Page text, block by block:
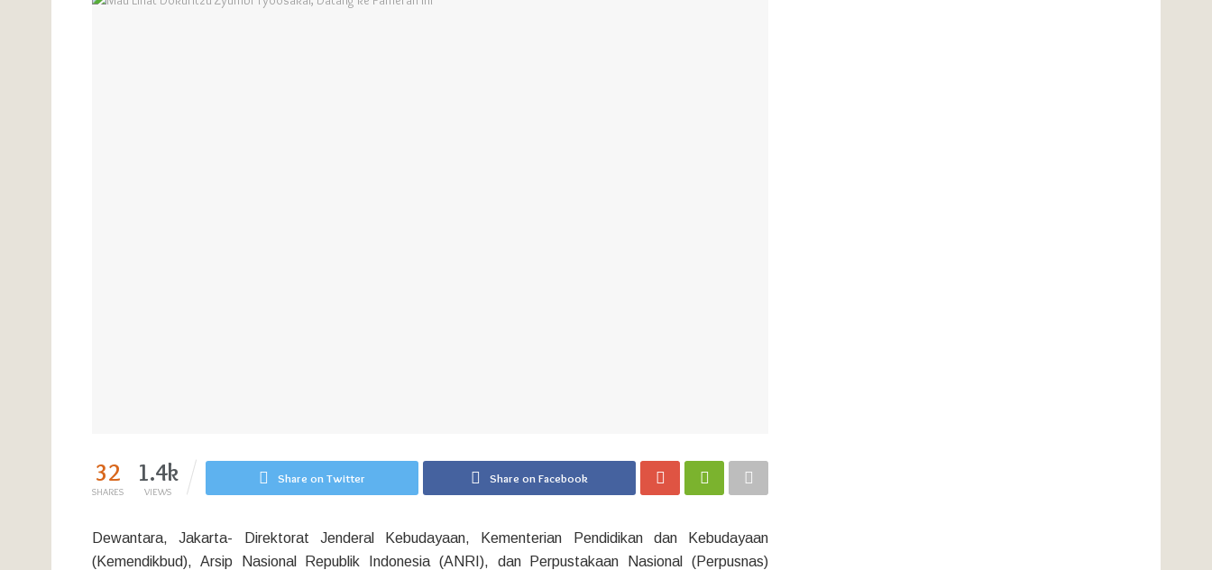
32
SHARES
1.4k
VIEWS
Share on Twitter Share on Facebook
Dewantara, Jakarta- Direktorat Jenderal Kebudayaan, Kementerian Pendidikan dan Kebudayaan
(Kemendikbud), Arsip Nasional Republik Indonesia (ANRI), dan Perpustakaan Nasional (Perpusnas)